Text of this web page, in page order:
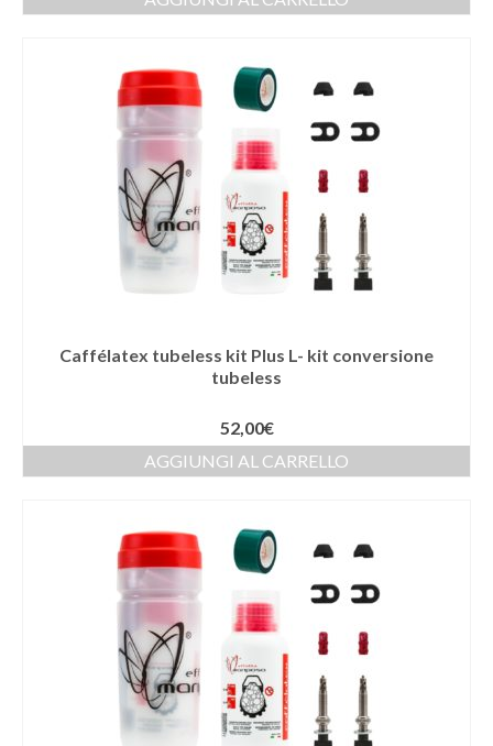
Caffélatex tubeless kit Plus L- kit conversione
tubeless
52,00€
AGGIUNGI AL CARRELLO